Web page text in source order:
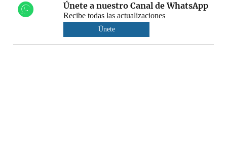
Únete a nuestro Canal de WhatsApp
Recibe todas las actualizaciones
Únete